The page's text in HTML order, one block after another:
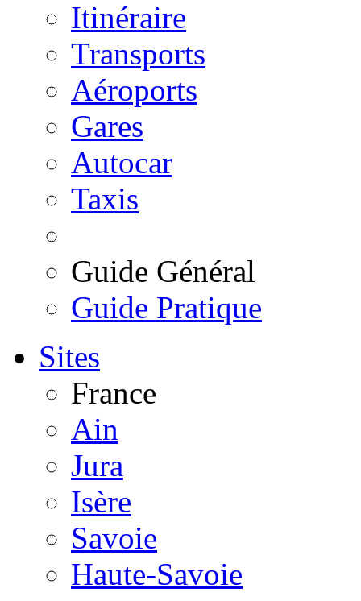
Itinéraire
Transports
Aéroports
Gares
Autocar
Taxis
Guide Général
Guide Pratique
Sites
France
Ain
Jura
Isère
Savoie
Haute-Savoie